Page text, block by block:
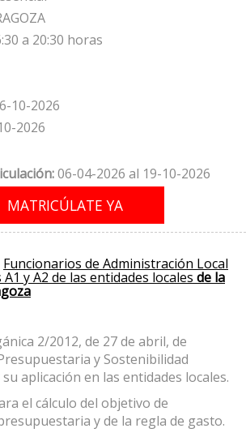
a 20:30 horas
10-2026
2026
06-04-2026 al 19-10-2026
Funcionarios de Administración Local
y A2 de las entidades locales de la
2/2012, de 27 de abril, de
y Sostenibilidad
aplicación en las entidades locales.
el cálculo del objetivo de
y de la regla de gasto.